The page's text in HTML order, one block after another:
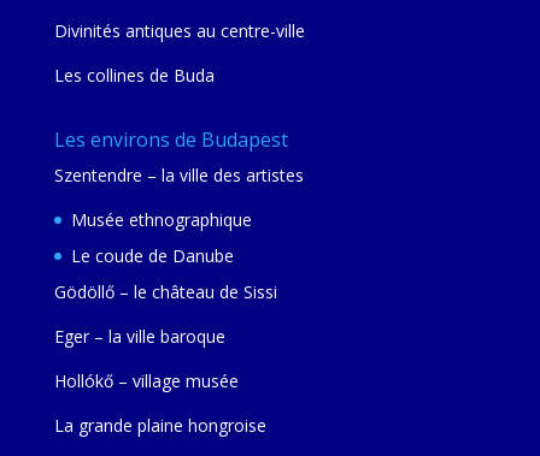
Divinités antiques au centre-ville
Les collines de Buda
Les environs de Budapest
Szentendre – la ville des artistes
Musée ethnographique
Le coude de Danube
Gödöllő – le château de Sissi
Eger – la ville baroque
Hollókő – village musée
La grande plaine hongroise